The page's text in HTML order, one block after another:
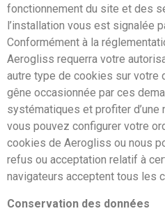
fonctionnement du site et des
l’installation vous est signalée
Conformément à la
Aerogliss requerra votre
autre type de cookies sur votre
gêne occasionnée par ces
systématiques et profiter d’une
vous pouvez configurer votre
cookies de Aerogliss ou nous
refus ou acceptation relatif à
navigateurs acceptent tous les
Conservation des données